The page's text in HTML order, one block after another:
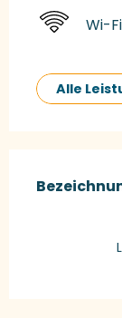
Wi-Fi
Alle